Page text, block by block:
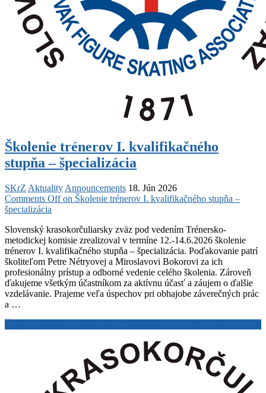
Školenie trénerov I. kvalifikačného
stupňa – špecializácia
SKrZ Aktuality Announcements 18. Jún 2026
Comments Offon Školenie trénerov I. kvalifikačného stupňa –
špecializácia
Slovenský krasokorčuliarsky zväz pod vedením Trénersko-
metodickej komisie zrealizoval v termíne 12.-14.6.2026 školenie
trénerov I. kvalifikačného stupňa – špecializácia. Poďakovanie patrí
školiteľom Petre Nétryovej a Miroslavovi Bokorovi za ich
profesionálny prístup a odborné vedenie celého školenia. Zároveň
ďakujeme všetkým účastníkom za aktívnu účasť a záujem o ďalšie
vzdelávanie. Prajeme veľa úspechov pri obhajobe záverečných prác
a …